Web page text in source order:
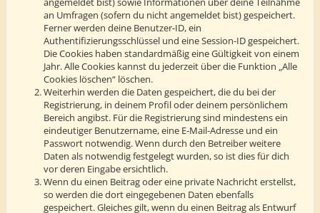
an Umfragen (sofern du nicht angemeldet bist) gespeichert.
Ferner werden deine Benutzer-ID, ein
Authentifizierungsschlüssel und eine Session-ID gespeichert.
Die Cookies haben standardmäßig eine Gültigkeit von einem
Jahr. Alle Cookies kannst du jederzeit über die Funktion „Alle
Cookies löschen“ löschen.
Weiterhin werden die Daten gespeichert, die du bei der
Registrierung, in deinem Profil oder deinem persönlichem
Bereich angibst. Für die Registrierung sind mindestens ein
eindeutiger Benutzername, eine E-Mail-Adresse und ein
Passwort notwendig. Wenn durch den Betreiber weitere
Daten als notwendig festgelegt wurden, so ist dies für dich
vor deren Eingabe ersichtlich.
Wenn du einen Beitrag oder eine private Nachricht erstellst,
so werden die dort eingegebenen Daten ebenfalls
gespeichert. Gleiches gilt, wenn du einen Beitrag als Entwurf